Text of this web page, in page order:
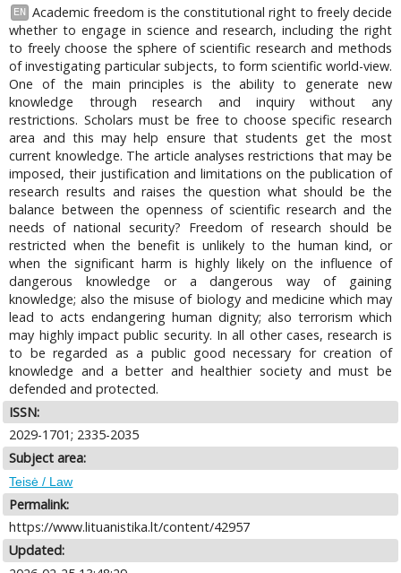
EN
Academic freedom is the constitutional right to freely decide
whether to engage in science and research, including the right
to freely choose the sphere of scientific research and methods
of investigating particular subjects, to form scientific world-view.
One of the main principles is the ability to generate new
knowledge through research and inquiry without any
restrictions. Scholars must be free to choose specific research
area and this may help ensure that students get the most
current knowledge. The article analyses restrictions that may be
imposed, their justification and limitations on the publication of
research results and raises the question what should be the
balance between the openness of scientific research and the
needs of national security? Freedom of research should be
restricted when the benefit is unlikely to the human kind, or
when the significant harm is highly likely on the influence of
dangerous knowledge or a dangerous way of gaining
knowledge; also the misuse of biology and medicine which may
lead to acts endangering human dignity; also terrorism which
may highly impact public security. In all other cases, research is
to be regarded as a public good necessary for creation of
knowledge and a better and healthier society and must be
defended and protected.
ISSN:
2029-1701; 2335-2035
Subject area:
Teisė / Law
Permalink:
https://www.lituanistika.lt/content/42957
Updated: